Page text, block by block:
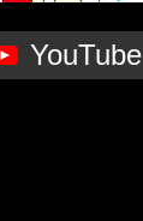
YouTube